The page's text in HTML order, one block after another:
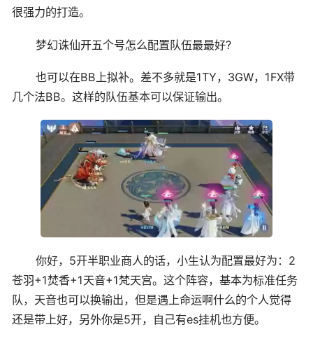
很强力的打造。
梦幻诛仙开五个号怎么配置队伍最最好?
也可以在BB上拟补。差不多就是1TY，3GW，1FX带
几个法BB。这样的队伍基本可以保证输出。
你好，5开半职业商人的话，小生认为配置最好为：2
苍羽+1焚香+1天音+1梵天宫。这个阵容，基本为标准任务
队，天音也可以换输出，但是遇上命运啊什么的个人觉得
还是带上好，另外你是5开，自己有es挂机也方便。